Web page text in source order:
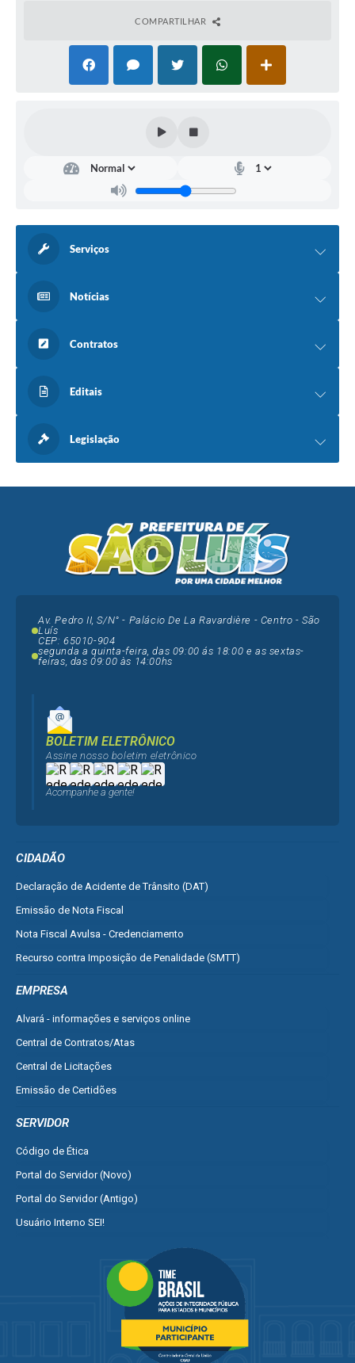
COMPARTILHAR
Serviços
Notícias
Contratos
Editais
Legislação
CIDADÃO
Declaração de Acidente de Trânsito (DAT)
Emissão de Nota Fiscal
Nota Fiscal Avulsa - Credenciamento
Recurso contra Imposição de Penalidade (SMTT)
EMPRESA
Alvará - informações e serviços online
Central de Contratos/Atas
Central de Licitações
Emissão de Certidões
SERVIDOR
Código de Ética
Portal do Servidor (Novo)
Portal do Servidor (Antigo)
Usuário Interno SEI!
Manual de Gestão Patrimonial
Av. Pedro II, S/N° - Palácio De La Ravardière - Centro - São
Luís
CEP: 65010-904
segunda a quinta-feira, das 09:00 ás 18:00 e as sextas-
feiras, das 09:00 às 14:00hs
BOLETIM ELETRÔNICO
Assine nosso boletim eletrônico
Acompanhe a gente!